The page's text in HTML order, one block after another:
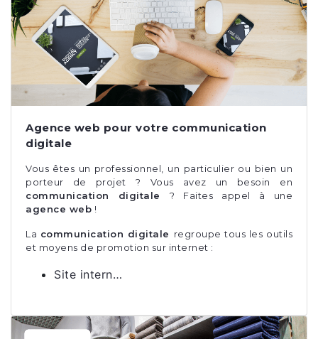
Agence web pour votre communication
digitale
Vous êtes un professionnel, un particulier ou bien un
porteur de projet ? Vous avez un besoin en
communication digitale ? Faites appel à une
agence web !
La communication digitale regroupe tous les outils
et moyens de promotion sur internet :
Site intern…